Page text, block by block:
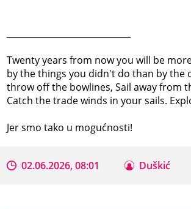
Twenty years from now you will be
by the things you didn't do than by the
throw off the bowlines, Sail away from
Catch the trade winds in your sails.
Jer smo tako u mogućnosti!
02.06.2026, 08:01 Duškić